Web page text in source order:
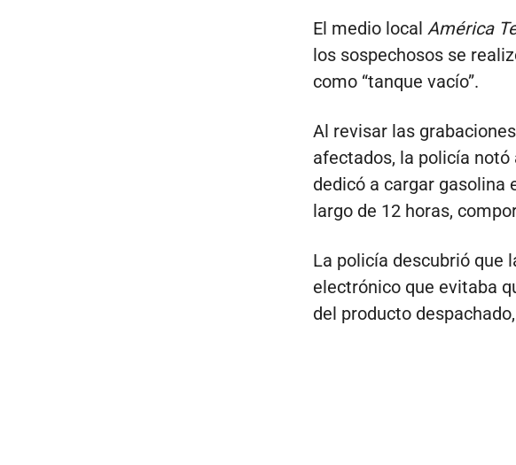
El medio local América
los sospechosos se
como “tanque vacío”.
Al revisar las
afectados, la policía
dedicó a cargar gasolina
largo de 12 horas,
La policía descubrió que
electrónico que evitaba
del producto